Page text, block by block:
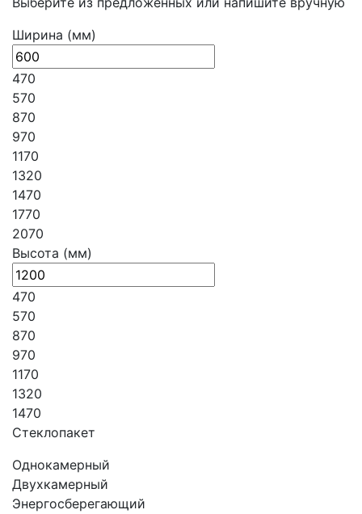
Ширина (мм)
470
570
870
970
1170
1320
1470
1770
2070
Высота (мм)
470
570
870
970
1170
1320
1470
Стеклопакет
Однокамерный
Двухкамерный
Энергосберегающий